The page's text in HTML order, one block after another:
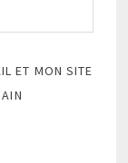
ET MON SITE